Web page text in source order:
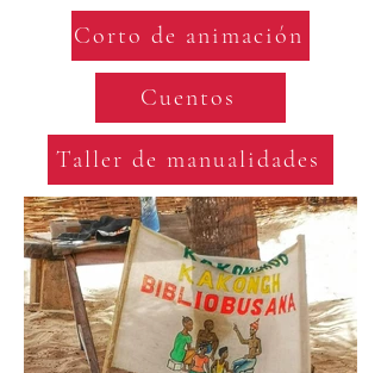
Corto de animación
Cuentos
Taller de manualidades